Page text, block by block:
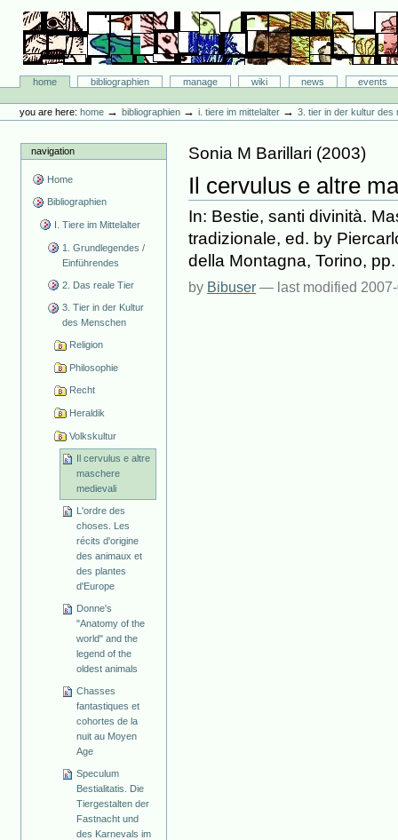
content.
navigation
Bibliographie-Portal
Sectionshome bibliographien manage wiki news
events
tools
you are here: home →bibliographien →i. tiere im mittelalter →3. tier in der kultur des
navigation
Home
Bibliographien
I. Tiere im Mittelalter
1. Grundlegendes /
Einführendes
2. Das reale Tier
3. Tier in der Kultur
des Menschen
Religion
Philosophie
Recht
Heraldik
Volkskultur
Il cervulus e altre
maschere
medievali
L'ordre des
choses. Les
récits d'origine
des animaux et
des plantes
d'Europe
Donne's
"Anatomy of the
world" and the
legend of the
oldest animals
Chasses
fantastiques et
cohortes de la
nuit au Moyen
Age
Speculum
Bestialitatis. Die
Tiergestalten der
Fastnacht und
des Karnevals im
Sonia M Barillari (2003)
Il cervulus e altre
In: Bestie, santi divinità.
tradizionale, ed. by
della Montagna, Torino,
by Bibuser — last modified